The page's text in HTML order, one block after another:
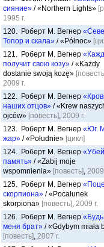
сияние» / «Northern Lights»
1995 г.
120. Роберт М. Вегнер
Топор и скала» / «Północ»
121. Роберт М. Вегнер
получит свою козу» / «Każdy
dostanie swoją kozę»
2009 г.
122. Роберт М. Вегнер
наших отцов» / «Krew
ojców» [повесть], 2009 г.
123. Роберт М. Вегнер «Юг.
жар» / «Południe» [цикл]
124. Роберт М. Вегнер
память» / «Zabij moje
wspomnienia» [повесть], 2009
125. Роберт М. Вегнер
скорпиона» / «Pocałunek
skorpiona» [повесть], 2009 г.
126. Роберт М. Вегнер
меня брат» / «Gdybym miała
[повесть], 2007 г.